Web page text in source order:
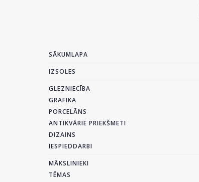
SĀKUMLAPA
IZSOLES
GLEZNIECĪBA
GRAFIKA
PORCELĀNS
ANTIKVĀRIE PRIEKŠMETI
DIZAINS
IESPIEDDARBI
MĀKSLINIEKI
TĒMAS